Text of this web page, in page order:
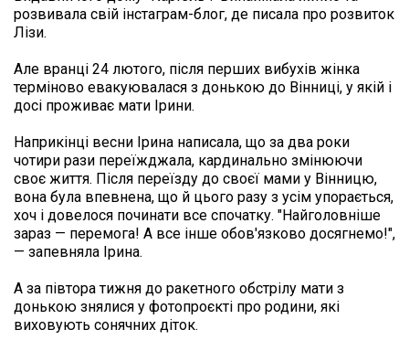
розвивала свій інстаграм-блог, де писала про розвиток
Лізи.
Але вранці 24 лютого, після перших вибухів жінка
терміново евакуювалася з донькою до Вінниці, у якій і
досі проживає мати Ірини.
Наприкінці весни Ірина написала, що за два роки
чотири рази переїжджала, кардинально змінюючи
своє життя. Після переїзду до своєї мами у Вінницю,
вона була впевнена, що й цього разу з усім упорається,
хоч і довелося починати все спочатку. "Найголовніше
зараз — перемога! А все інше обов'язково досягнемо!",
— запевняла Ірина.
А за півтора тижня до ракетного обстрілу мати з
донькою знялися у фотопроєкті про родини, які
виховують сонячних діток.